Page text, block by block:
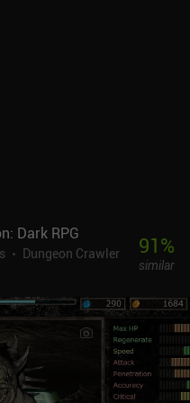
Dark RPG
Dungeon Crawler
91%
similar